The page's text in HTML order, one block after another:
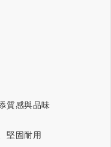
質感與品味
堅固耐用